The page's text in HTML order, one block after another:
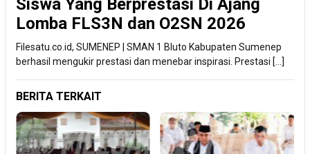
Lomba FLS3N dan O2SN 2026
Filesatu.co.id, SUMENEP | SMAN 1 Bluto Kabupaten Sumenep
berhasil mengukir prestasi dan menebar inspirasi. Prestasi […]
BERITA TERKAIT